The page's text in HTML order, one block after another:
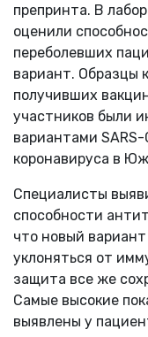
препринта. В
оценили
переболевших
вариант. Образцы
получивших
участников были
вариантами
коронавируса в
Специалисты
способности
что новый
уклоняться от
защита все же
Самые высокие
выявлены у